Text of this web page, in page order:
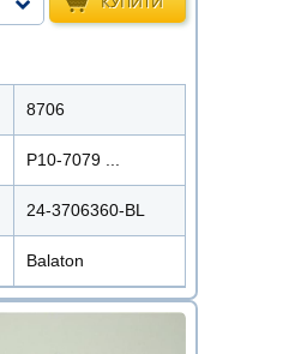
8706
Р10-7079 ...
24-3706360-BL
Balaton